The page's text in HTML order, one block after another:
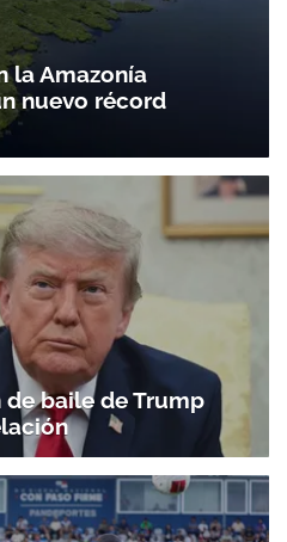
la Amazonía
nuevo récord
de baile de Trump